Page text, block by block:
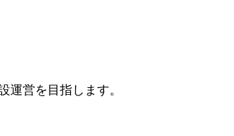
運営を目指します。